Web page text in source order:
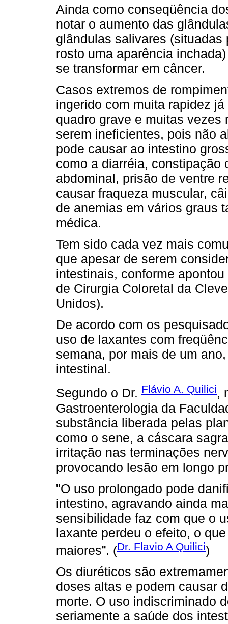
Ainda como conseqüência
notar o aumento das
glândulas salivares
rosto uma aparência
se transformar em câncer.
Casos extremos de
ingerido com muita rapidez
quadro grave e muitas
serem ineficientes, pois não
pode causar ao intestino
como a diarréia, constipação
abdominal, prisão de ventre
causar fraqueza muscular,
de anemias em vários graus
médica.
Tem sido cada vez mais
que apesar de serem
intestinais, conforme
de Cirurgia Coloretal da
Unidos).
De acordo com os
uso de laxantes com
semana, por mais de um
intestinal.
Segundo o Dr. Flávio A. Quilici,
Gastroenterologia da
substância liberada pelas
como o sene, a cáscara
irritação nas terminações
provocando lesão em longo
"O uso prolongado pode
intestino, agravando ainda
sensibilidade faz com que o
laxante perdeu o efeito, o
maiores”. (Dr. Flavio A Quilici)
Os diuréticos são
doses altas e podem causar
morte. O uso indiscriminado
seriamente a saúde dos